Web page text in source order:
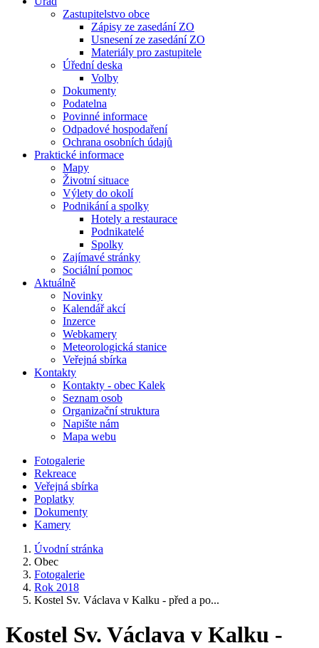
Zastupitelstvo obce
Zápisy ze zasedání ZO
Usnesení ze zasedání ZO
Materiály pro zastupitele
Úřední deska
Volby
Dokumenty
Podatelna
Povinné informace
Odpadové hospodaření
Ochrana osobních údajů
Praktické informace
Mapy
Životní situace
Výlety do okolí
Podnikání a spolky
Hotely a restaurace
Podnikatelé
Spolky
Zajímavé stránky
Sociální pomoc
Aktuálně
Novinky
Kalendář akcí
Inzerce
Webkamery
Meteorologická stanice
Veřejná sbírka
Kontakty
Kontakty - obec Kalek
Seznam osob
Organizační struktura
Napište nám
Mapa webu
Fotogalerie
Rekreace
Veřejná sbírka
Poplatky
Dokumenty
Kamery
Úvodní stránka
Obec
Fotogalerie
Rok 2018
Kostel Sv. Václava v Kalku - před a po...
Kostel Sv. Václava v Kalku -